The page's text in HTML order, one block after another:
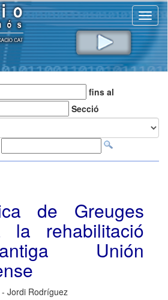
fins al
Secció
de Greuges
la rehabilitació
Unión
Jordi Rodríguez